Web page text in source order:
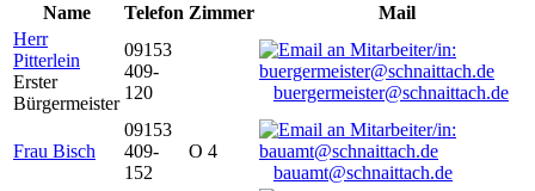
Name
Telefon Zimmer
Mail
Herr
Pitterlein
Erster
Bürgermeister
09153
409-
120
buergermeister@schnaittach.de
Frau Bisch
09153
409-
152
O 4
bauamt@schnaittach.de